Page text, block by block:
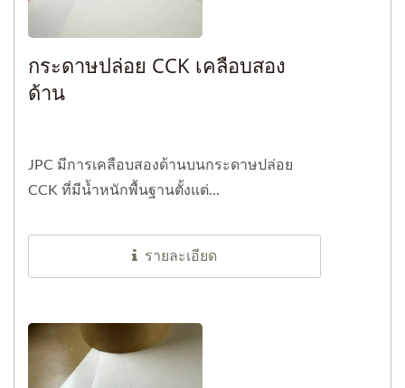
กระดาษปล่อย CCK เคลือบสอง
ด้าน
JPC มีการเคลือบสองด้านบนกระดาษปล่อย
CCK ที่มีน้ำหนักพื้นฐานตั้งแต่...
รายละเอียด